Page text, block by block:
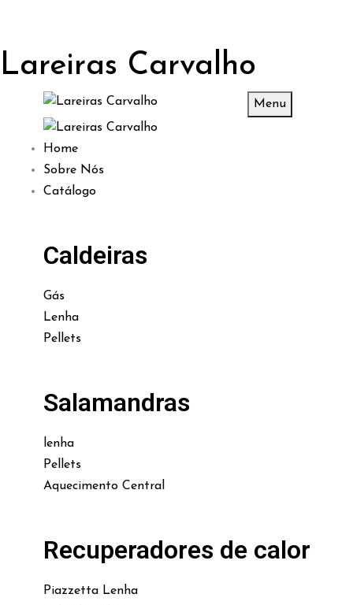
Lareiras Carvalho
Menu
Home
Sobre Nós
Catálogo
Caldeiras
Gás
Lenha
Pellets
Salamandras
lenha
Pellets
Aquecimento Central
Recuperadores de calor
Piazzetta Lenha